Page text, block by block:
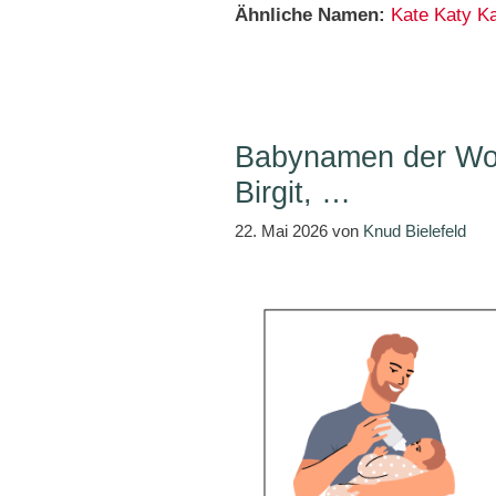
Ähnliche Namen: Kate Katy
Babynamen der
Birgit, …
22. Mai 2026 von Knud Bielefeld